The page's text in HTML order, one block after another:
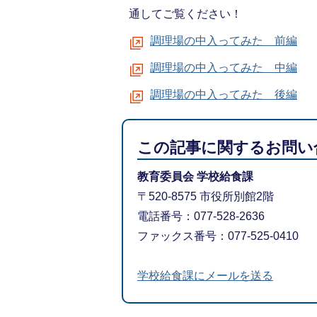
通してご覧ください！
調理場の中入ってみた 前編
調理場の中入ってみた 中編
調理場の中入ってみた 後編
この記事に関するお問
教育委員会 学校給食課
〒520-8575 市役所別館2階
電話番号：077-528-2636
ファックス番号：077-525-0410
学校給食課にメールを送る